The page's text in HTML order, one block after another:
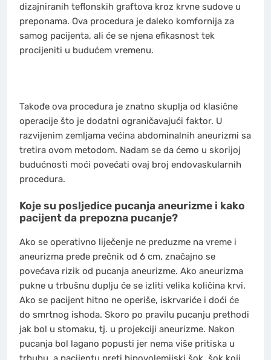
dizajniranih teflonskih graftova kroz krvne sudove u
preponama. Ova procedura je daleko komfornija za
samog pacijenta, ali će se njena efikasnost tek
procijeniti u budućem vremenu.
Takođe ova procedura je znatno skuplja od klasične
operacije što je dodatni ograničavajući faktor. U
razvijenim zemljama većina abdominalnih aneurizmi sa
tretira ovom metodom. Nadam se da ćemo u skorijoj
budućnosti moći povećati ovaj broj endovaskularnih
procedura.
Koje su posljedice pucanja aneurizme i kako
pacijent da prepozna pucanje?
Ako se operativno liječenje ne preduzme na vreme i
aneurizma pređe prečnik od 6 cm, značajno se
povećava rizik od pucanja aneurizme. Ako aneurizma
pukne u trbušnu duplju će se izliti velika količina krvi.
Ako se pacijent hitno ne operiše, iskrvariće i doći će
do smrtnog ishoda. Skoro po pravilu pucanju prethodi
jak bol u stomaku, tj. u projekciji aneurizme. Nakon
pucanja bol lagano popusti jer nema više pritiska u